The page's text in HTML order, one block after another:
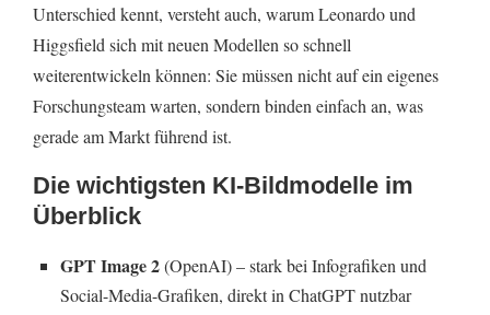
Unterschied kennt, versteht auch, warum Leonardo und
Higgsfield sich mit neuen Modellen so schnell
weiterentwickeln können: Sie müssen nicht auf ein eigenes
Forschungsteam warten, sondern binden einfach an, was
gerade am Markt führend ist.
Die wichtigsten KI-Bildmodelle im
Überblick
GPT Image 2(OpenAI) – stark bei Infografiken und
Social-Media-Grafiken, direkt in ChatGPT nutzbar